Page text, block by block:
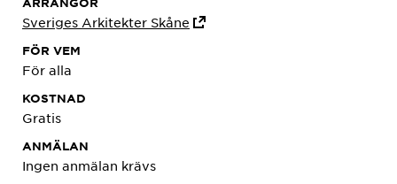
Sveriges Arkitekter Skåne
FÖR VEM
För alla
KOSTNAD
Gratis
ANMÄLAN
Ingen anmälan krävs